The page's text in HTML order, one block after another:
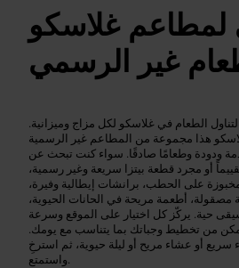
لمطاعم غلاسكو
غير الرسمي
الطعام في غلاسكو لكل مزاج وميزانية.
هذا مجموعة من المطاعم غير الرسمية
ودودة وطعامًا صادقًا. سواء كنت تبحث عن
أو مجرد قطعة بيتزا سريعة وغير رسمية،
مخبوزة على الحطب، برانشات إيطالية وفيرة،
مصقولة، أطعمة مريحة في الحانات الحيوية،
حية. يركّز كل اختيار على الموقع وسرعة
من تخطيط وجباتك بما يتناسب مع يومك.
سريع أو عشاء مريح أو ليلة حيوية، ثم استرخِ
واستمتع.